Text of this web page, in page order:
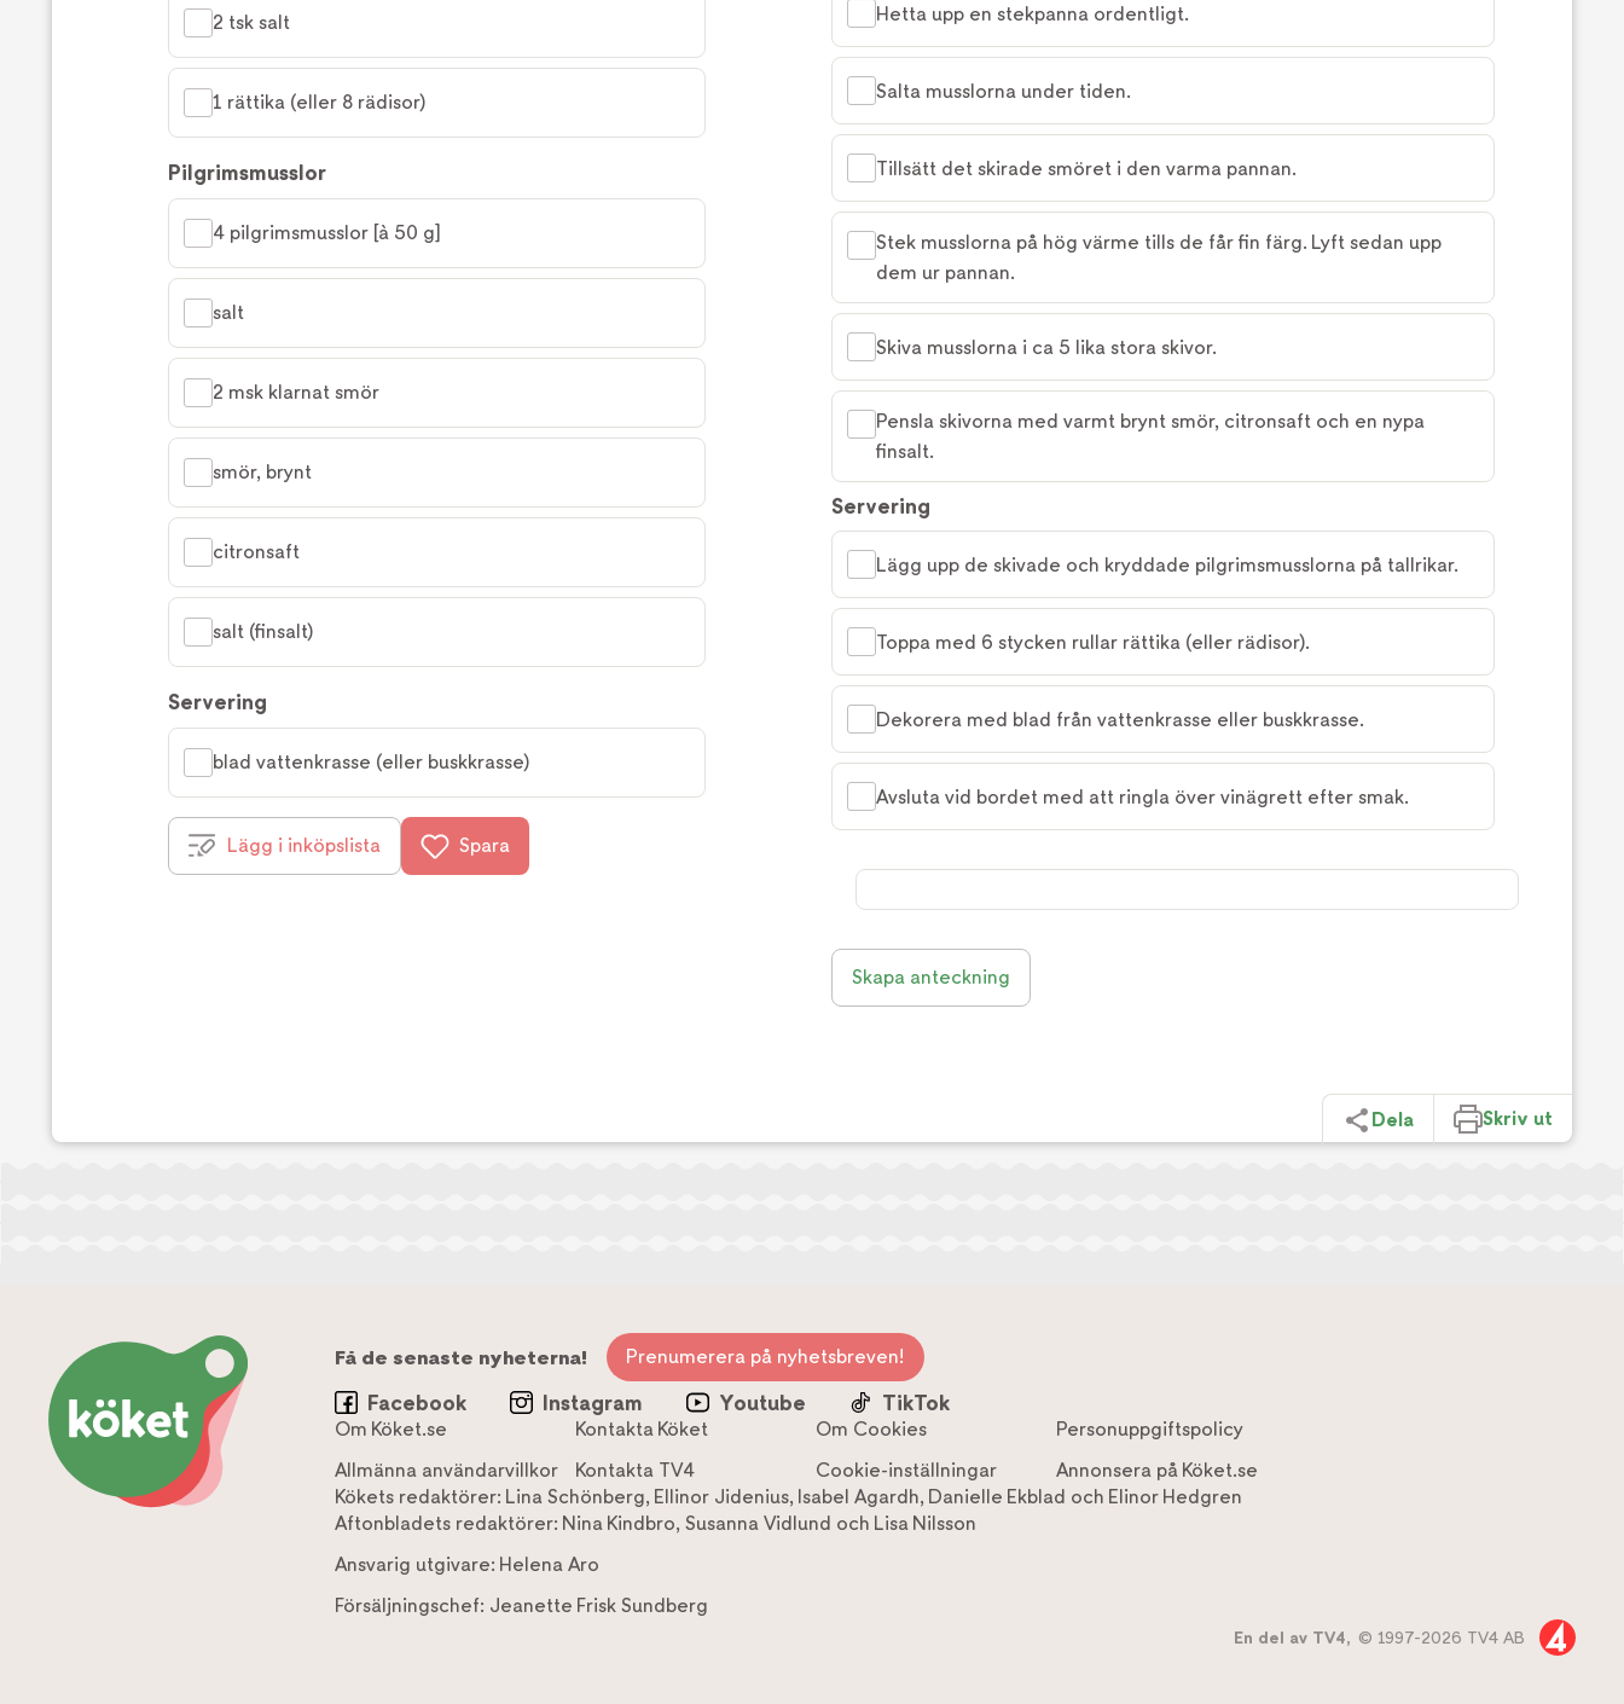
2 tsk salt
1 rättika (eller 8 rädisor)
Pilgrimsmusslor
4 pilgrimsmusslor [à 50 g]
salt
2 msk klarnat smör
smör, brynt
citronsaft
salt (finsalt)
Servering
blad vattenkrasse (eller buskkrasse)
Lägg i inköpslista Spara
Hetta upp en stekpanna ordentligt.
Salta musslorna under tiden.
Tillsätt det skirade smöret i den varma pannan.
Stek musslorna på hög värme tills de får fin färg. Lyft sedan upp
dem ur pannan.
Skiva musslorna i ca 5 lika stora skivor.
Pensla skivorna med varmt brynt smör, citronsaft och en nypa
finsalt.
Servering
Lägg upp de skivade och kryddade pilgrimsmusslorna på tallrikar.
Toppa med 6 stycken rullar rättika (eller rädisor).
Dekorera med blad från vattenkrasse eller buskkrasse.
Avsluta vid bordet med att ringla över vinägrett efter smak.
Skapa anteckning
Dela Skriv ut
Få de senaste nyheterna! Prenumerera på nyhetsbreven!
Facebook Instagram Youtube TikTok
Om Köket.se Kontakta Köket Om Cookies
Personuppgiftspolicy
Allmänna användarvillkor
Kontakta TV4 Cookie-inställningar
Annonsera på Köket.se
Kökets redaktörer: Lina Schönberg, Ellinor Jidenius, Isabel Agardh, Danielle Ekblad och Elinor Hedgren
Aftonbladets redaktörer: Nina Kindbro, Susanna Vidlund och Lisa Nilsson
Ansvarig utgivare: Helena Aro
Försäljningschef: Jeanette Frisk Sundberg
En del av TV4, © 1997-2026 TV4 AB